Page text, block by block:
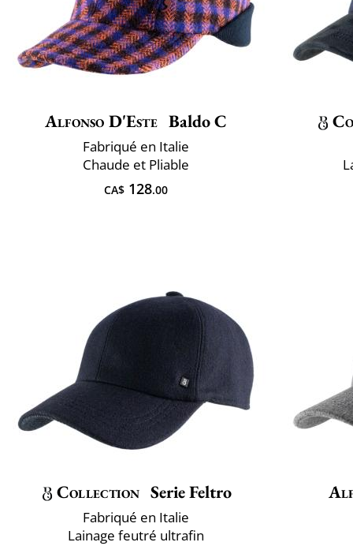
Alfonso D'Este Baldo C
Fabriqué en Italie
Chaude et Pliable
CA$ 128.00
Collection Serie Feltro
Fabriqué en Italie
Lainage feutré ultrafin